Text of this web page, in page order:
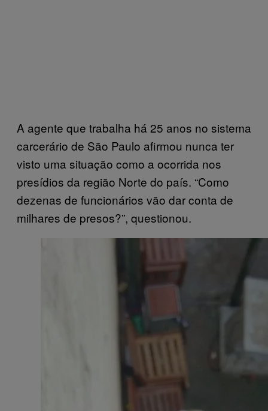
A agente que trabalha há 25 anos no sistema
carcerário de São Paulo afirmou nunca ter
visto uma situação como a ocorrida nos
presídios da região Norte do país. “Como
dezenas de funcionários vão dar conta de
milhares de presos?”, questionou.